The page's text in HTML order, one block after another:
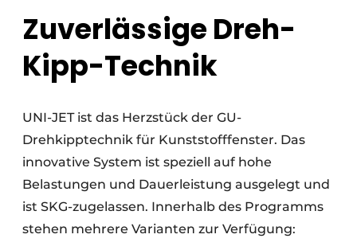
Zuverlässige Dreh-
Kipp-Technik
UNI-JET ist das Herzstück der GU-
Drehkipptechnik für Kunststofffenster. Das
innovative System ist speziell auf hohe
Belastungen und Dauerleistung ausgelegt und
ist SKG-zugelassen. Innerhalb des Programms
stehen mehrere Varianten zur Verfügung: